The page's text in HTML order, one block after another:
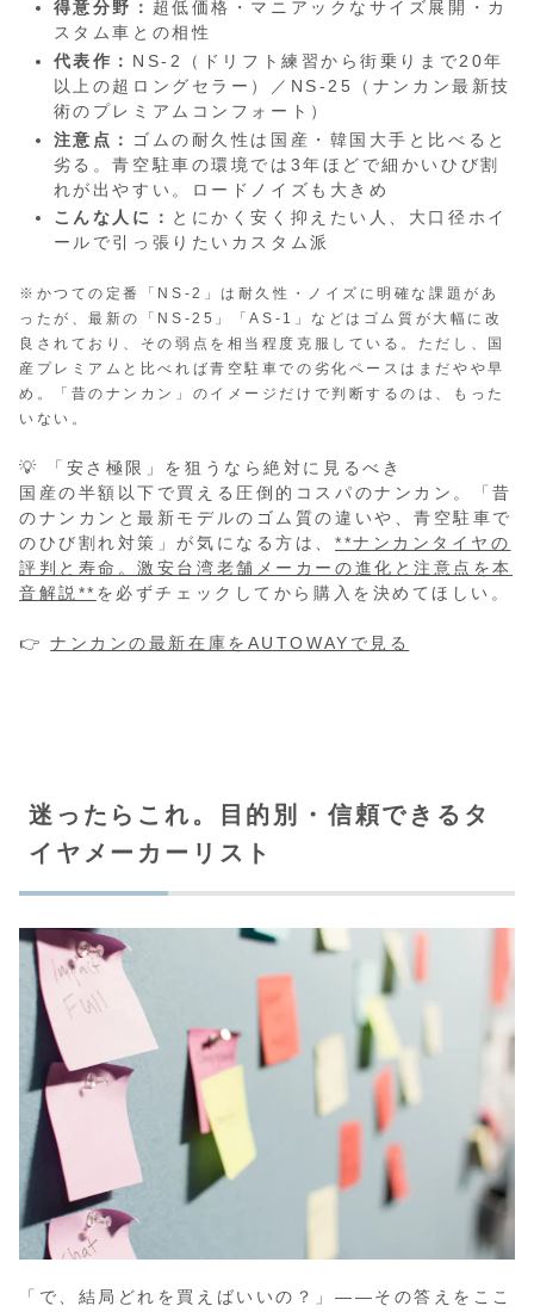
得意分野： 超低価格・マニアックなサイズ展開・カ
スタム車との相性
代表作： NS-2（ドリフト練習から街乗りまで20年
以上の超ロングセラー）／NS-25（ナンカン最新技
術のプレミアムコンフォート）
注意点：
ゴムの耐久性は国産・韓国大手と比べると
劣る。青空駐車の環境では3年ほどで細かいひび割
れが出やすい。ロードノイズも大きめ
こんな人に： とにかく安く抑えたい人、大口径ホイ
ールで引っ張りたいカスタム派
※かつての定番「NS-2」は耐久性・ノイズに明確な課題があ
ったが、最新の「NS-25」「AS-1」などはゴム質が大幅に改
良されており、その弱点を相当程度克服している。ただし、国
産プレミアムと比べれば青空駐車での劣化ペースはまだやや早
め。「昔のナンカン」のイメージだけで判断するのは、もった
いない。
💡 「安さ極限」を狙うなら絶対に見るべき
国産の半額以下で買える圧倒的コスパのナンカン。「昔
のナンカンと最新モデルのゴム質の違いや、青空駐車で
のひび割れ対策」が気になる方は、 **ナンカンタイヤの
評判と寿命。激安台湾老舗メーカーの進化と注意点を本
音解説** を必ずチェックしてから購入を決めてほしい。
👉ナンカンの最新在庫をAUTOWAYで見る
迷ったらこれ。目的別・信頼できるタ
イヤメーカーリスト
「で、結局どれを買えばいいの？」——その答えをここ